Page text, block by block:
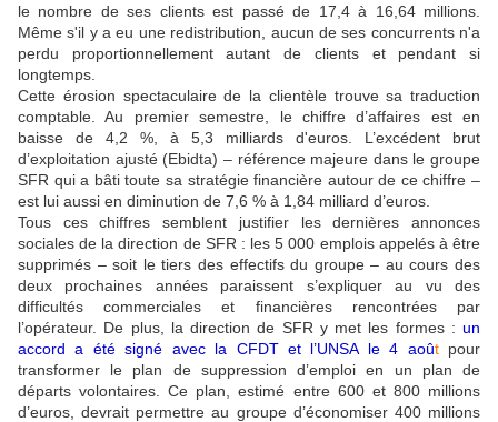
le nombre de ses clients est passé de 17,4 à 16,64 millions.
Même s'il y a eu une redistribution, aucun de ses concurrents n'a
perdu proportionnellement autant de clients et pendant si
longtemps.
Cette érosion spectaculaire de la clientèle trouve sa traduction
comptable. Au premier semestre, le chiffre d’affaires est en
baisse de 4,2 %, à 5,3 milliards d'euros. L’excédent brut
d’exploitation ajusté (Ebidta) – référence majeure dans le groupe
SFR qui a bâti toute sa stratégie financière autour de ce chiffre –
est lui aussi en diminution de 7,6 % à 1,84 milliard d’euros.
Tous ces chiffres semblent justifier les dernières annonces
sociales de la direction de SFR : les 5 000 emplois appelés à être
supprimés – soit le tiers des effectifs du groupe – au cours des
deux prochaines années paraissent s’expliquer au vu des
difficultés commerciales et financières rencontrées par
l’opérateur. De plus, la direction de SFR y met les formes : un
accord a été signé avec la CFDT et l’UNSA le 4 aoûtpour
transformer le plan de suppression d’emploi en un plan de
départs volontaires. Ce plan, estimé entre 600 et 800 millions
d’euros, devrait permettre au groupe d’économiser 400 millions